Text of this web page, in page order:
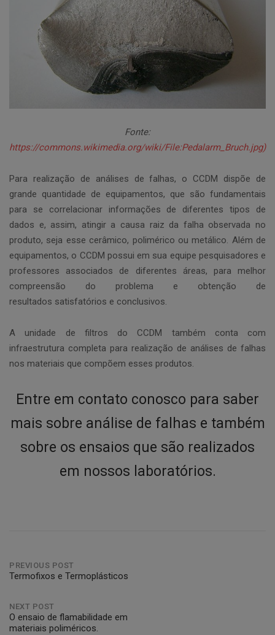
Fonte:
https://commons.wikimedia.org/wiki/File:Pedalarm_Bruch.jpg)
Para realização de análises de falhas, o CCDM dispõe de
grande quantidade de equipamentos, que são fundamentais
para se correlacionar informações de diferentes tipos de
dados e, assim, atingir a causa raiz da falha observada no
produto, seja esse cerâmico, polimérico ou metálico. Além de
equipamentos, o CCDM possui em sua equipe pesquisadores e
professores associados de diferentes áreas, para melhor
compreensão do problema e obtenção de
resultados satisfatórios e conclusivos.
A unidade de filtros do CCDM também conta com
infraestrutura completa para realização de análises de falhas
nos materiais que compõem esses produtos.
Entre em contato conosco para saber
mais sobre análise de falhas e também
sobre os ensaios que são realizados
em nossos laboratórios.
Post
PREVIOUS POST
Termofixos e Termoplásticos
NEXT POST
O ensaio de flamabilidade em
materiais poliméricos.